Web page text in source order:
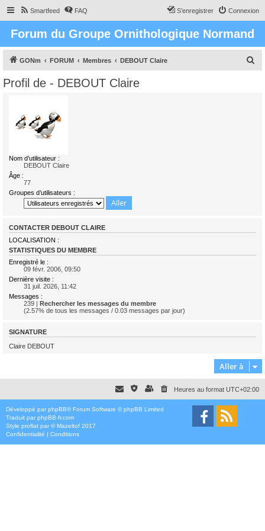
Smartfeed FAQ Connexion
S’enregistrer
Forum du Groupe Ornithologique Normand
GONm FORUM Membres DEBOUT Claire
Profil de - DEBOUT Claire
Nom d’utilisateur :
DEBOUT Claire
Âge :
77
Groupes d’utilisateurs :
CONTACTER DEBOUT CLAIRE
LOCALISATION :
STATISTIQUES DU MEMBRE
Enregistré le :
09 févr. 2006, 09:50
Dernière visite :
31 juil. 2026, 11:42
Messages :
239 | Rechercher les messages du membre
(2.57% de tous les messages / 0.03 messages par jour)
SIGNATURE
Claire DEBOUT
Aller à
Heures au format UTC+02:00
Développé par phpBB® Forum Software © phpBB Limited
Traduit par phpBB-fr.com
Style proflat par ©Mazeltof 2017
Confidentialité | Conditions